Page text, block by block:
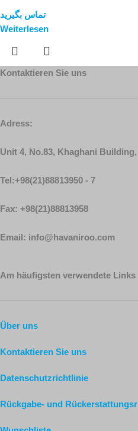
تماس بگیرید
Weiterlesen
Kontaktieren Sie uns
Adress:
Unit 4, No.83, Khaghani
Tel:+98(21)88813950 - 7
Fax: +98(21)88813958
Email: info@havaniroo.com
Am häufigsten verwendete Links
Über uns
Kontaktieren Sie uns
Datenschutzrichtlinie
Rückgabe- und